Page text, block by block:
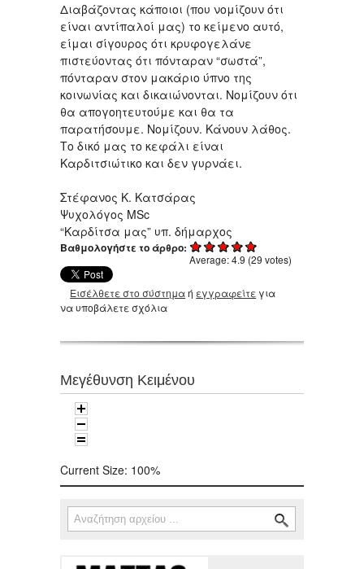
Διαβάζοντας κάποιοι (που νομίζουν ότι
είναι αντίπαλοί μας) το κείμενο αυτό,
είμαι σίγουρος ότι κρυφογελάνε
πιστεύοντας ότι πόνταραν “σωστά”,
πόνταραν στον μακάριο ύπνο της
κοινωνίας και δικαιώνονται. Νομίζουν ότι
θα απογοητευτούμε και θα τα
παρατήσουμε. Νομίζουν. Κάνουν λάθος.
Το δικό μας το κεφάλι είναι
Καρδιτσιώτικο και δεν γυρνάει.
Στέφανος Κ. Κατσάρας
Ψυχολόγος MSc
“Καρδίτσα μας” υπ. δήμαρχος
Βαθμολογήστε το άρθρο:
Average:4.9 (29 votes)
Εισέλθετε στο σύστημαή εγγραφείτε για
να υποβάλετε σχόλια
Μεγέθυνση Κειμένου
Current Size: 100%
Φόρμα αναζήτησης
Αναζήτηση